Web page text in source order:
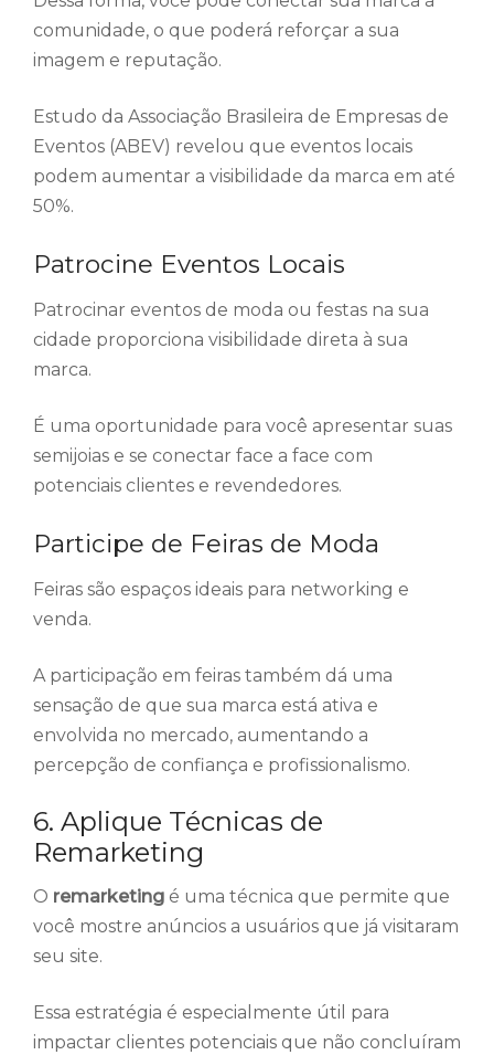
comunidade, o que poderá reforçar a sua
imagem e reputação.
Estudo da Associação Brasileira de Empresas de
Eventos (ABEV) revelou que eventos locais
podem aumentar a visibilidade da marca em até
50%.
Patrocine Eventos Locais
Patrocinar eventos de moda ou festas na sua
cidade proporciona visibilidade direta à sua
marca.
É uma oportunidade para você apresentar suas
semijoias e se conectar face a face com
potenciais clientes e revendedores.
Participe de Feiras de Moda
Feiras são espaços ideais para networking e
venda.
A participação em feiras também dá uma
sensação de que sua marca está ativa e
envolvida no mercado, aumentando a
percepção de confiança e profissionalismo.
6. Aplique Técnicas de
Remarketing
O remarketing é uma técnica que permite que
você mostre anúncios a usuários que já visitaram
seu site.
Essa estratégia é especialmente útil para
impactar clientes potenciais que não concluíram